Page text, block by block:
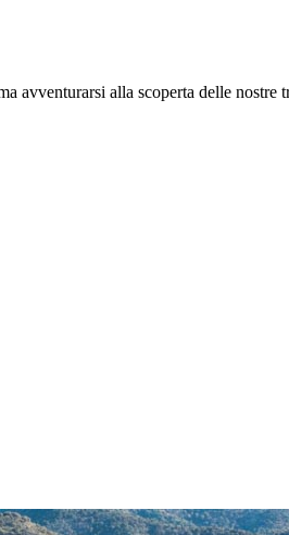
avventurarsi alla scoperta delle nostre